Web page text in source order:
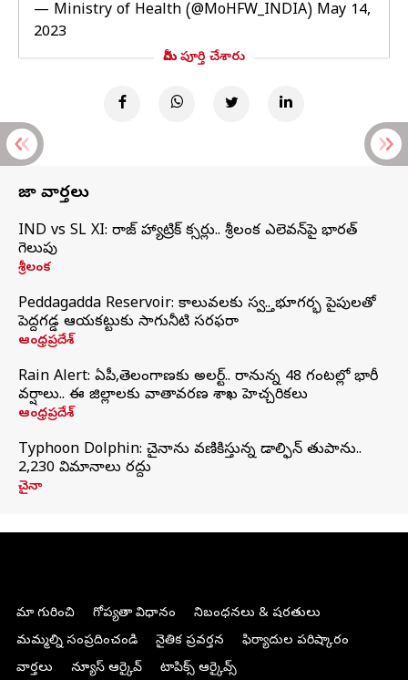
— Ministry of Health (@MoHFW_INDIA) May 14,
2023
మీరు పూర్తి చేశారు
తాజా వార్తలు
IND vs SL XI: సిరాజ్‌ హ్యాట్రిక్‌ సిక్సర్లు.. శ్రీలంక ఎలెవన్‌పై భారత్‌
గెలుపు
శ్రీలంక
Peddagadda Reservoir: కాలువలకు స్వస్తి.. భూగర్భ పైపులతో
పెద్దగడ్డ ఆయకట్టుకు సాగునీటి సరఫరా
ఆంధ్రప్రదేశ్
Rain Alert: ఏపీ,తెలంగాణకు అలర్ట్.. రానున్న 48 గంటల్లో భారీ
వర్షాలు.. ఈ జిల్లాలకు వాతావరణ శాఖ హెచ్చరికలు
ఆంధ్రప్రదేశ్
Typhoon Dolphin: చైనాను వణికిస్తున్న డాల్ఫిన్‌ తుపాను..
2,230 విమానాలు రద్దు
చైనా
మా గురించి గోప్యతా విధానం
నిబంధనలు & షరతులు
మమ్మల్ని సంప్రదించండి
నైతిక ప్రవర్తన
ఫిర్యాదుల పరిష్కారం
వార్తలు
న్యూస్ ఆర్కైవ్ టాపిక్స్ ఆర్కైవ్స్